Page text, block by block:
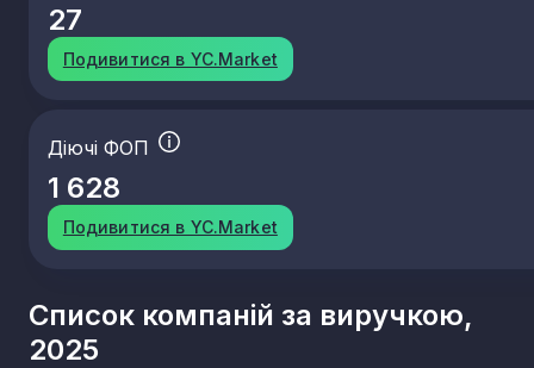
27
Подивитися в YC.Market
Діючі ФОП
1 628
Подивитися в YC.Market
Список компаній за виручкою,
2025